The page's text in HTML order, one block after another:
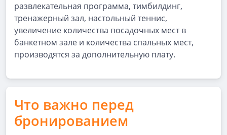
развлекательная программа, тимбилдинг,
тренажерный зал, настольный теннис,
увеличение количества посадочных мест в
банкетном зале и количества спальных мест,
производятся за дополнительную плату.
Что важно перед
бронированием